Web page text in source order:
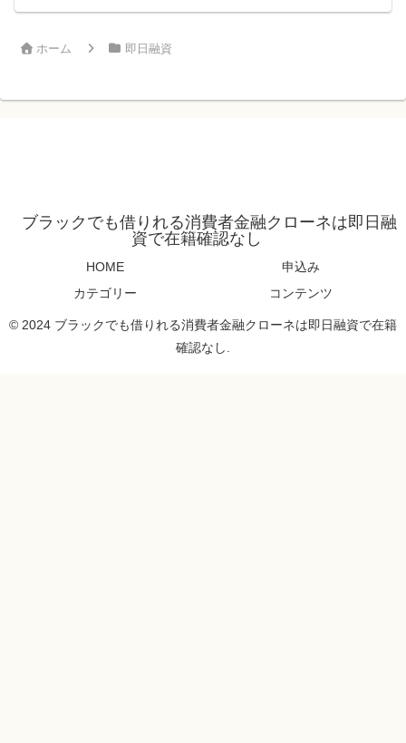
ホーム 即日融資
ブラックでも借りれる消費者金融クローネは即日融
資で在籍確認なし
HOME
申込み
カテゴリー
コンテンツ
© 2024 ブラックでも借りれる消費者金融クローネは即日融資で在籍
確認なし.